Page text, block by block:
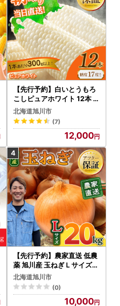
【先行予約】白いとうもろ
こしピュアホワイト 12本 3.
6kg（2026年8月下旬から
発送開始） とうもろこし
北海道旭川市
(7)
12,000
【先行予約】農家直送 低農
薬 旭川産 玉ねぎＬサイズ2
0kg(2026年9月発送開始
予定)_ | 玉ねぎ 05935
北海道旭川市
(0)
10,000